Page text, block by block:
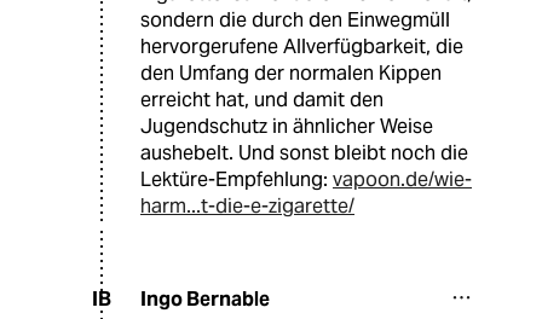
sondern die durch den Einwegmüll
hervorgerufene Allverfügbarkeit, die
den Umfang der normalen Kippen
erreicht hat, und damit den
Jugendschutz in ähnlicher Weise
aushebelt. Und sonst bleibt noch die
Lektüre-Empfehlung: vapoon.de/wie-
harm...t-die-e-zigarette/
IB Ingo Bernable